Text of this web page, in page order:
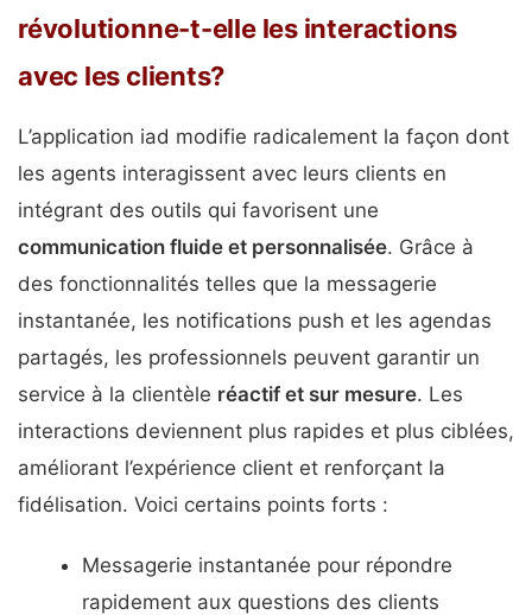
révolutionne-t-elle les interactions
avec les clients?
L’application iad modifie radicalement la façon dont
les agents interagissent avec leurs clients en
intégrant des outils qui favorisent une
communication fluide et personnalisée. Grâce à
des fonctionnalités telles que la messagerie
instantanée, les notifications push et les agendas
partagés, les professionnels peuvent garantir un
service à la clientèle réactif et sur mesure. Les
interactions deviennent plus rapides et plus ciblées,
améliorant l’expérience client et renforçant la
fidélisation. Voici certains points forts :
Messagerie instantanée pour répondre
rapidement aux questions des clients